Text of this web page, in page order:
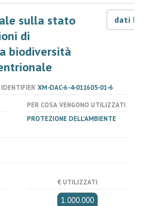
sulla stato
di
biodiversità
dati LOD
XM-DAC-6-4-011605-01-6
PER COSA VENGONO UTILIZZATI
PROTEZIONE DELL'AMBIENTE
€ UTILIZZATI
1.000.000